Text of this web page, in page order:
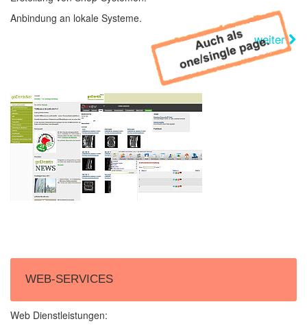
Anbindung an lokale Systeme.
weiter
WEB-SERVICES
Web Dienstleistungen: